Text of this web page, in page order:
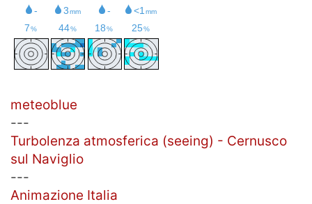
meteoblue
---
Turbolenza atmosferica (seeing) - Cernusco
sul Naviglio
---
Animazione Italia